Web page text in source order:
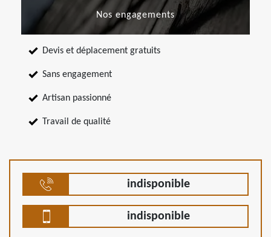
Nos engagements
Devis et déplacement gratuits
Sans engagement
Artisan passionné
Travail de qualité
indisponible
indisponible